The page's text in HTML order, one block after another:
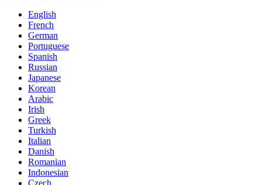
English
French
German
Portuguese
Spanish
Russian
Japanese
Korean
Arabic
Irish
Greek
Turkish
Italian
Danish
Romanian
Indonesian
Czech